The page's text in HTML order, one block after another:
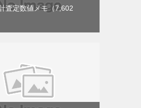
査定数値メモ（7,602